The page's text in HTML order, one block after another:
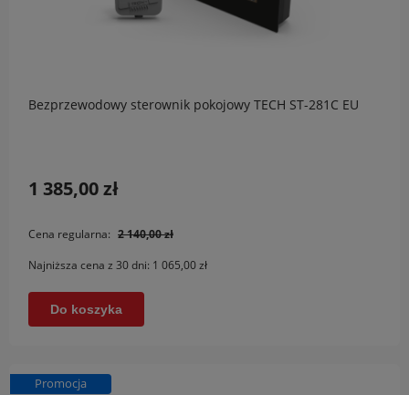
Bezprzewodowy sterownik pokojowy TECH ST-281C EU
1 385,00 zł
Cena regularna: 2 140,00 zł
Najniższa cena z 30 dni: 1 065,00 zł
Do koszyka
Promocja